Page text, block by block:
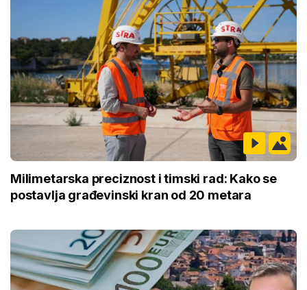
Milimetarska preciznost i timski rad: Kako se
postavlja građevinski kran od 20 metara